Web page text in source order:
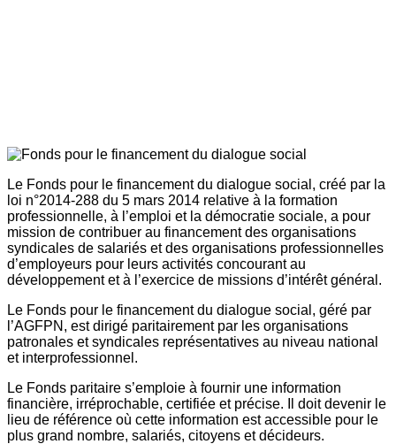
Le Fonds pour le financement du dialogue social, créé par la
loi n°2014-288 du 5 mars 2014 relative à la formation
professionnelle, à l’emploi et la démocratie sociale, a pour
mission de contribuer au financement des organisations
syndicales de salariés et des organisations professionnelles
d’employeurs pour leurs activités concourant au
développement et à l’exercice de missions d’intérêt général.
Le Fonds pour le financement du dialogue social, géré par
l’AGFPN, est dirigé paritairement par les organisations
patronales et syndicales représentatives au niveau national
et interprofessionnel.
Le Fonds paritaire s’emploie à fournir une information
financière, irréprochable, certifiée et précise. Il doit devenir le
lieu de référence où cette information est accessible pour le
plus grand nombre, salariés, citoyens et décideurs.